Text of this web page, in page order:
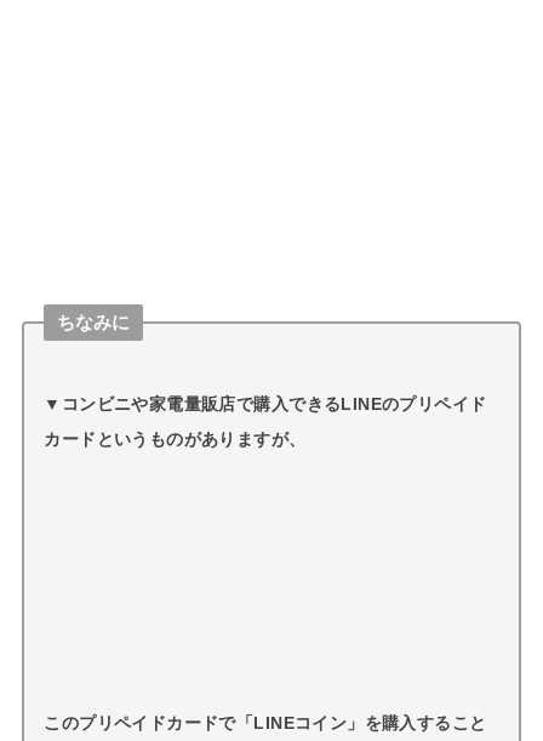
ちなみに
▼コンビニや家電量販店で購入できるLINEのプリペイド
カードというものがありますが、
このプリペイドカードで「LINEコイン」を購入すること